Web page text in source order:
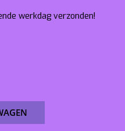
werkdag verzonden!